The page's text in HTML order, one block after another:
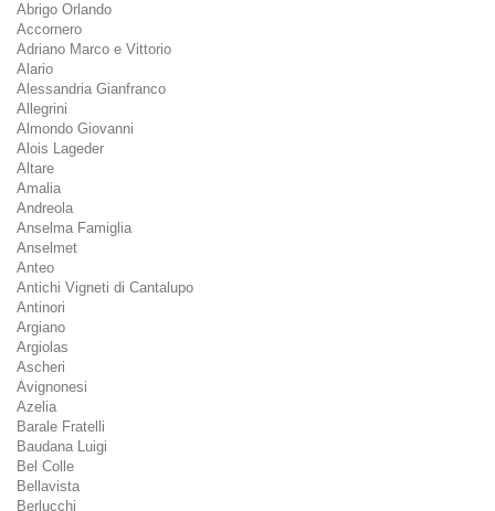
Abrigo Orlando
Accornero
Adriano Marco e Vittorio
Alario
Alessandria Gianfranco
Allegrini
Almondo Giovanni
Alois Lageder
Altare
Amalia
Andreola
Anselma Famiglia
Anselmet
Anteo
Antichi Vigneti di Cantalupo
Antinori
Argiano
Argiolas
Ascheri
Avignonesi
Azelia
Barale Fratelli
Baudana Luigi
Bel Colle
Bellavista
Berlucchi